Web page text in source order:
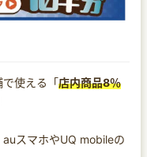
で使える「店内商品8％
スマホやUQ mobileの